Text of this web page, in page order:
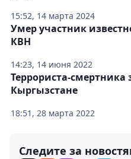
15:52, 14 марта 2024
14:23, 14 июня 2022
Умер участник
КВН
18:51, 28 марта 2022
Террориста-смертника
Кыргызстане
Следите за